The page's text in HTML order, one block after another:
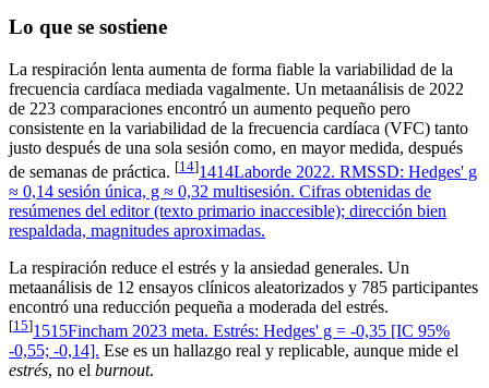
Lo que se sostiene
La respiración lenta aumenta de forma fiable la variabilidad de la
frecuencia cardíaca mediada vagalmente. Un metaanálisis de 2022
de 223 comparaciones encontró un aumento pequeño pero
consistente en la variabilidad de la frecuencia cardíaca (VFC) tanto
justo después de una sola sesión como, en mayor medida, después
de semanas de práctica. [14]1414Laborde 2022. RMSSD: Hedges' g
≈ 0,14 sesión única, g ≈ 0,32 multisesión. Cifras obtenidas de
resúmenes del editor (texto primario inaccesible); dirección bien
respaldada, magnitudes aproximadas.
La respiración reduce el estrés y la ansiedad generales. Un
metaanálisis de 12 ensayos clínicos aleatorizados y 785 participantes
encontró una reducción pequeña a moderada del estrés.
[15]1515Fincham 2023 meta. Estrés: Hedges' g = -0,35 [IC 95%
-0,55; -0,14]. Ese es un hallazgo real y replicable, aunque mide el
estrés, no el burnout.